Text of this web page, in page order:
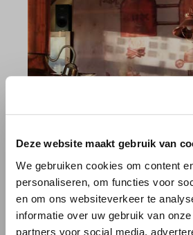
Deze website maakt gebruik van
We gebruiken cookies om content
personaliseren, om functies voor
en om ons websiteverkeer te
informatie over uw gebruik van
partners voor social media,
GRAPPIGE
BOCK